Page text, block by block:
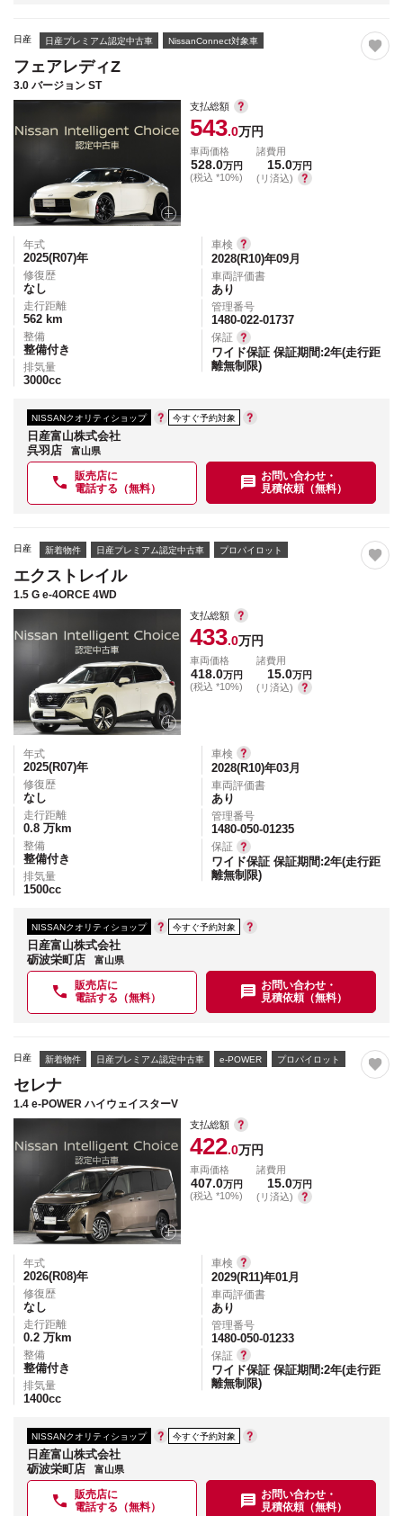
日産 日産プレミアム認定中古車 NissanConnect対象車
フェアレディZ
3.0 バージョン ST
支払総額
543.0万円
車両価格
528.0万円
(税込 *10%)
諸費用
15.0万円
(リ済込)
年式
2025(R07)年
修復歴
なし
走行距離
562 km
整備
整備付き
排気量
3000cc
車検
2028(R10)年09月
車両評価書
あり
管理番号
1480-022-01737
保証
ワイド保証 保証期間:2年(走行距
離無制限)
NISSANクオリティショップ 今すぐ予約対象
日産富山株式会社
呉羽店
富山県
販売店に
電話する（無料）
お問い合わせ・
見積依頼（無料）
日産 新着物件 日産プレミアム認定中古車 プロパイロット
エクストレイル
1.5 G e-4ORCE 4WD
支払総額
433.0万円
車両価格
418.0万円
(税込 *10%)
諸費用
15.0万円
(リ済込)
年式
2025(R07)年
修復歴
なし
走行距離
0.8 万km
整備
整備付き
排気量
1500cc
車検
2028(R10)年03月
車両評価書
あり
管理番号
1480-050-01235
保証
ワイド保証 保証期間:2年(走行距
離無制限)
NISSANクオリティショップ 今すぐ予約対象
日産富山株式会社
砺波栄町店
富山県
販売店に
電話する（無料）
お問い合わせ・
見積依頼（無料）
日産 新着物件 日産プレミアム認定中古車 e-POWER プロパイロット
セレナ
1.4 e-POWER ハイウェイスターV
支払総額
422.0万円
車両価格
407.0万円
(税込 *10%)
諸費用
15.0万円
(リ済込)
年式
2026(R08)年
修復歴
なし
走行距離
0.2 万km
整備
整備付き
排気量
1400cc
車検
2029(R11)年01月
車両評価書
あり
管理番号
1480-050-01233
保証
ワイド保証 保証期間:2年(走行距
離無制限)
NISSANクオリティショップ 今すぐ予約対象
日産富山株式会社
砺波栄町店
富山県
販売店に
電話する（無料）
お問い合わせ・
見積依頼（無料）